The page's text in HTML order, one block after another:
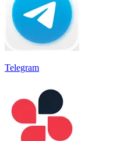
Telegram